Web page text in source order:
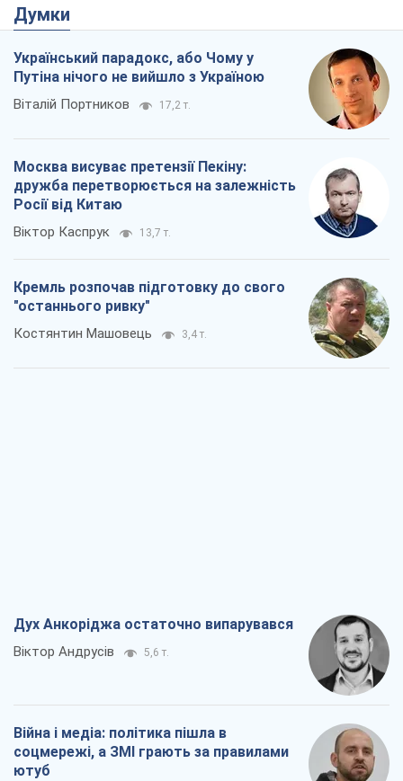
Думки
Український парадокс, або Чому у
Путіна нічого не вийшло з Україною
Віталій Портников 17,2 т.
Москва висуває претензії Пекіну:
дружба перетворюється на залежність
Росії від Китаю
Віктор Каспрук 13,7 т.
Кремль розпочав підготовку до свого
"останнього ривку"
Костянтин Машовець 3,4 т.
Дух Анкоріджа остаточно випарувався
Віктор Андрусів 5,6 т.
Війна і медіа: політика пішла в
соцмережі, а ЗМІ грають за правилами
ютуб